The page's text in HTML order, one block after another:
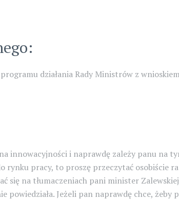
działania Rady Ministrów z
innowacyjności i naprawdę zależy panu na
rynku pracy, to proszę przeczytać osobiście
się na tłumaczeniach pani minister
powiedziała. Jeżeli pan naprawdę chce, żeby